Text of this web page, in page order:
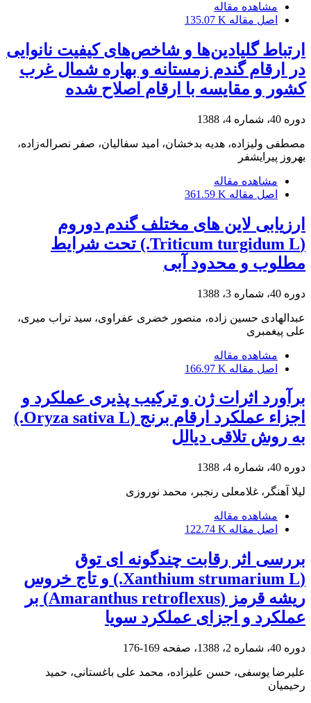
مشاهده مقاله
اصل مقاله 135.07 K
ارتباط گلیادین‌ها و شاخص‌های کیفیت نانوایی
در ارقام گندم زمستانه و بهاره شمال غرب
کشور و مقایسه با ارقام اصلاح شده
دوره 40، شماره 4، 1388
مصطفی ولیزاده، هدیه بدخشان، امید سفالیان، صفر نصراله‌زاده،
بهروز پیرایشفر
مشاهده مقاله
اصل مقاله 361.59 K
ارزیابی لاین های مختلف گندم دوروم
(Triticum turgidum L.) تحت شرایط
مطلوب و محدود آبی
دوره 40، شماره 3، 1388
عبدالهادی حسین زاده، منصور خضری عفراوی، سید تراب میری،
علی پیغمبری
مشاهده مقاله
اصل مقاله 166.97 K
برآورد اثرات ژن و ترکیب پذیری عملکرد و
اجزاء عملکرد ارقام برنج (Oryza sativa L.)
به روش تلاقی دیالل
دوره 40، شماره 4، 1388
لیلا آهنگر، غلامعلی رنجبر، محمد نوروزی
مشاهده مقاله
اصل مقاله 122.74 K
بررسی اثر رقابت چندگونه ای توق
(Xanthium strumarium L.) و تاج خروس
ریشه قرمز (Amaranthus retroflexus) بر
عملکرد و اجزای عملکرد سویا
دوره 40، شماره 2، 1388، صفحه 169-176
علیرضا یوسفی، حسن علیزاده، محمد علی باغستانی، حمید
رحیمیان